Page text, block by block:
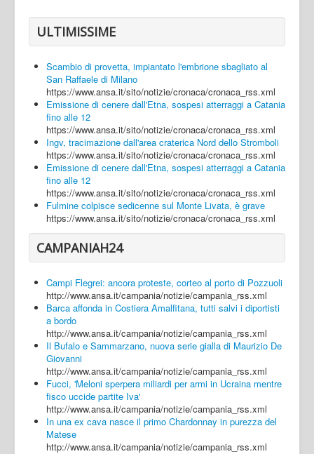
Caserta
Napoli
Salerno
Login
ULTIMISSIME
Scambio di provetta, impiantato l'embrione sbagliato al
San Raffaele di Milano
https://www.ansa.it/sito/notizie/cronaca/cronaca_rss.xml
Emissione di cenere dall'Etna, sospesi atterraggi a Catania
fino alle 12
https://www.ansa.it/sito/notizie/cronaca/cronaca_rss.xml
Ingv, tracimazione dall'area craterica Nord dello Stromboli
https://www.ansa.it/sito/notizie/cronaca/cronaca_rss.xml
Emissione di cenere dall'Etna, sospesi atterraggi a Catania
fino alle 12
https://www.ansa.it/sito/notizie/cronaca/cronaca_rss.xml
Fulmine colpisce sedicenne sul Monte Livata, è grave
https://www.ansa.it/sito/notizie/cronaca/cronaca_rss.xml
CAMPANIAH24
Campi Flegrei: ancora proteste, corteo al porto di Pozzuoli
http://www.ansa.it/campania/notizie/campania_rss.xml
Barca affonda in Costiera Amalfitana, tutti salvi i diportisti
a bordo
http://www.ansa.it/campania/notizie/campania_rss.xml
Il Bufalo e Sammarzano, nuova serie gialla di Maurizio De
Giovanni
http://www.ansa.it/campania/notizie/campania_rss.xml
Fucci, 'Meloni sperpera miliardi per armi in Ucraina mentre
fisco uccide partite Iva'
http://www.ansa.it/campania/notizie/campania_rss.xml
In una ex cava nasce il primo Chardonnay in purezza del
Matese
http://www.ansa.it/campania/notizie/campania_rss.xml